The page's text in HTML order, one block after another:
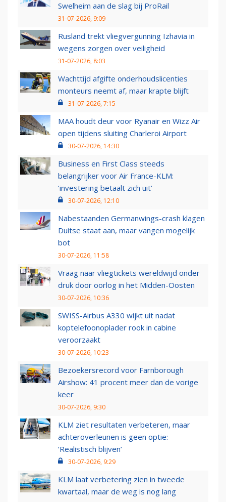
Swelheim aan de slag bij ProRail
31-07-2026, 9:09
Rusland trekt vliegvergunning Izhavia in
wegens zorgen over veiligheid
31-07-2026, 8:03
Wachttijd afgifte onderhoudslicenties
monteurs neemt af, maar krapte blijft
31-07-2026, 7:15
MAA houdt deur voor Ryanair en Wizz Air
open tijdens sluiting Charleroi Airport
30-07-2026, 14:30
Business en First Class steeds
belangrijker voor Air France-KLM:
‘investering betaalt zich uit’
30-07-2026, 12:10
Nabestaanden Germanwings-crash klagen
Duitse staat aan, maar vangen mogelijk
bot
30-07-2026, 11:58
Vraag naar vliegtickets wereldwijd onder
druk door oorlog in het Midden-Oosten
30-07-2026, 10:36
SWISS-Airbus A330 wijkt uit nadat
koptelefoonoplader rook in cabine
veroorzaakt
30-07-2026, 10:23
Bezoekersrecord voor Farnborough
Airshow: 41 procent meer dan de vorige
keer
30-07-2026, 9:30
KLM ziet resultaten verbeteren, maar
achteroverleunen is geen optie:
‘Realistisch blijven’
30-07-2026, 9:29
KLM laat verbetering zien in tweede
kwartaal, maar de weg is nog lang